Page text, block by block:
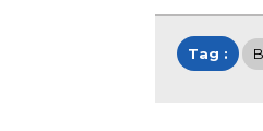
Tag :